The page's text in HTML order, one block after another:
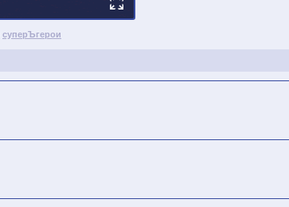
суперЪгерои